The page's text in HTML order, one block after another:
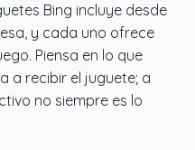
Bing incluye desde
y cada uno ofrece
Piensa en lo que
a recibir el juguete; a
no siempre es lo